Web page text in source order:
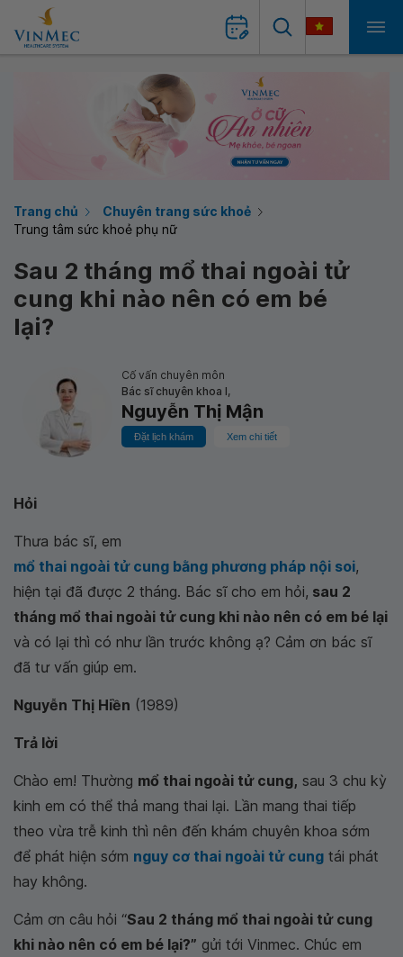
Trang chủ
Chuyên trang sức khoẻ
Trung tâm sức khoẻ phụ nữ
Sau 2 tháng mổ thai ngoài tử
cung khi nào nên có em bé
lại?
Cố vấn chuyên môn
Bác sĩ chuyên khoa I,
Nguyễn Thị Mận
Đặt lịch khám Xem chi tiết
Hỏi
Thưa bác sĩ, em
mổ thai ngoài tử cung bằng phương pháp nội soi,
hiện tại đã được 2 tháng. Bác sĩ cho em hỏi, sau 2
tháng mổ thai ngoài tử cung khi nào nên có em bé lại
và có lại thì có như lần trước không ạ? Cảm ơn bác sĩ
đã tư vấn giúp em.
Nguyễn Thị Hiền (1989)
Trả lời
Chào em! Thường mổ thai ngoài tử cung, sau 3 chu kỳ
kinh em có thể thả mang thai lại. Lần mang thai tiếp
theo vừa trễ kinh thì nên đến khám chuyên khoa sớm
để phát hiện sớm nguy cơ thai ngoài tử cung tái phát
hay không.
Cảm ơn câu hỏi “Sau 2 tháng mổ thai ngoài tử cung
khi nào nên có em bé lại?” gửi tới Vinmec. Chúc em